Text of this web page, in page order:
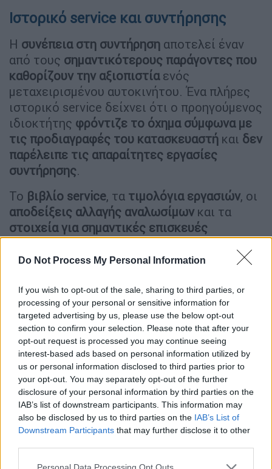
Do Not Process My Personal Information
If you wish to opt-out of the sale, sharing to third parties, or
processing of your personal or sensitive information for
targeted advertising by us, please use the below opt-out
section to confirm your selection. Please note that after your
opt-out request is processed you may continue seeing
interest-based ads based on personal information utilized by
us or personal information disclosed to third parties prior to
your opt-out. You may separately opt-out of the further
disclosure of your personal information by third parties on the
IAB’s list of downstream participants. This information may
also be disclosed by us to third parties on the IAB’s List of
Downstream Participants that may further disclose it to other
Please note that this website/app uses one or more Google
Personal Data Processing Opt Outs
Ιστορικό service και συντήρησης
Η συνέπεια στη συντήρηση αποτελεί έναν
από τους σημαντικότερους παράγοντες που
καθορίζουν την αξιοπιστίαενός
μεταχειρισμένου αυτοκινήτου. Ένα πλήρες
ιστορικό service δείχνει ότι ο προηγούμενος
ιδιοκτήτης φρόντιζε το όχημα σύμφωνα με
τις προδιαγραφές του κατασκευαστή και δεν
παρέλειπε τις απαραίτητες εργασίες
συντήρησης.
Το βιβλίο service, τα τιμολόγια εργασιών, οι
αποδείξεις αλλαγής αναλωσίμων και τα
στοιχεία για σημαντικές επισκευές
προσφέρουν μιαολοκληρωμένη εικόνα της
ζωήςτου αυτοκινήτου. Μέσα από αυτά
πραγματοποιήθηκαν έγκαιρα αλλαγέςλαδιών,
φίλτρων, ιμάντων, φρένων ή άλλων βασικών
εξαρτημάτων.
Ένα αυτοκίνητο μετεκμηριωμένο ιστορικό
συντήρησης συνήθως εμπνέειμεγαλύτερη
εμπιστοσύνηαπό ένα αντίστοιχο χωρίς
στοιχεία, ακόμη κι αν κοστίζει λίγο
περισσότερο. Ησωστή φροντίδααπό τον
προηγούμενο ιδιοκτήτηαυξάνει σημαντικά